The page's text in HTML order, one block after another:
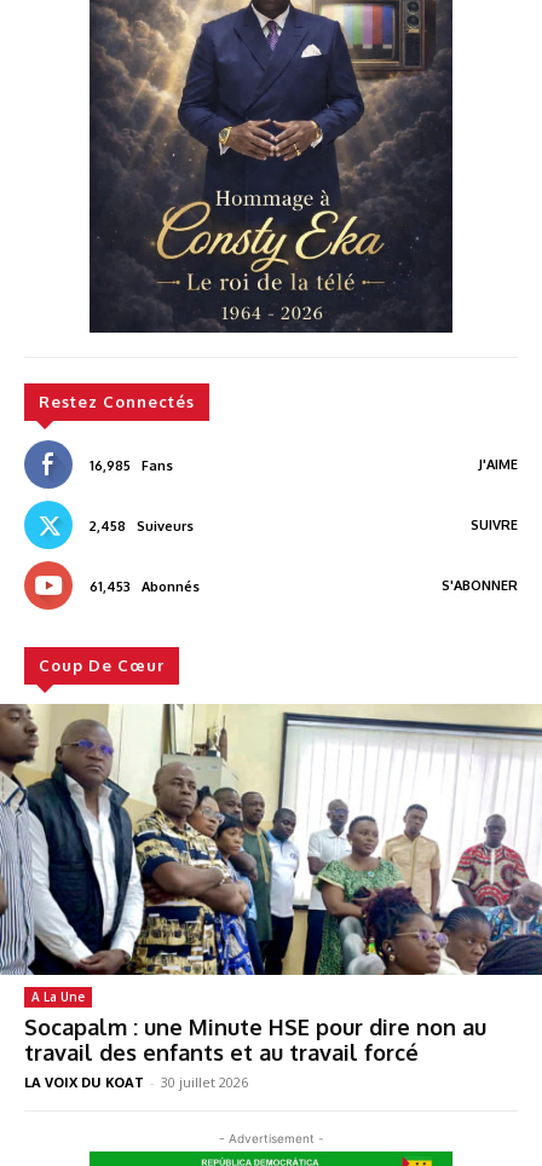
Restez Connectés
16,985 Fans J'AIME
2,458 Suiveurs SUIVRE
61,453 Abonnés S'ABONNER
Coup De Cœur
A La Une
Socapalm : une Minute HSE pour dire non au
travail des enfants et au travail forcé
LA VOIX DU KOAT - 30 juillet 2026
- Advertisement -